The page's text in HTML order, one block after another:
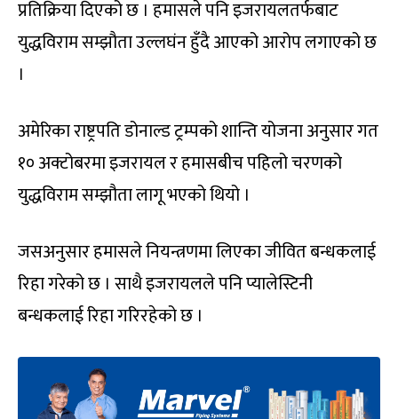
प्रतिक्रिया दिएको छ । हमासले पनि इजरायलतर्फबाट
युद्धविराम सम्झौता उल्लघंन हुँदै आएको आरोप लगाएको छ
।
अमेरिका राष्ट्रपति डोनाल्ड ट्रम्पको शान्ति योजना अनुसार गत
१० अक्टोबरमा इजरायल र हमासबीच पहिलो चरणको
युद्धविराम सम्झौता लागू भएको थियो ।
जसअनुसार हमासले नियन्त्रणमा लिएका जीवित बन्धकलाई
रिहा गरेको छ । साथै इजरायलले पनि प्यालेस्टिनी
बन्धकलाई रिहा गरिरहेको छ ।